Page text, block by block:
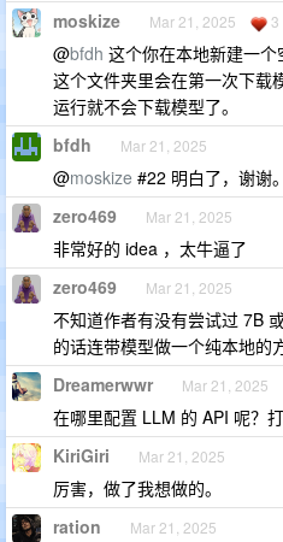
moskize Mar 21, 2025 3
@bfdh 这个你在本地新建一个
这个文件夹里会在第一次下载
运行就不会下载模型了。
bfdh Mar 21, 2025
@moskize #22 明白了，谢谢。
zero469 Mar 21, 2025
非常好的 idea ，太牛逼了
zero469 Mar 21, 2025
不知道作者有没有尝试过 7B
的话连带模型做一个纯本地的
Dreamerwwr Mar 21, 2025
在哪里配置 LLM 的 API 呢？
KiriGiri Mar 21, 2025
厉害，做了我想做的。
ration Mar 21, 2025